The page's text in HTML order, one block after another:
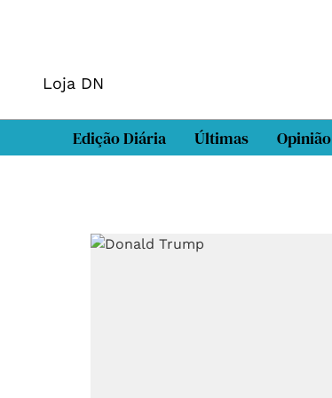
Loja DN
Edição Diária Últimas Opinião